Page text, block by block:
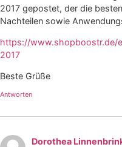
2017 gepostet, der die
Nachteilen sowie
https://www.shopboostr.de/
2017
Beste Grüße
Antworten
Dorothea